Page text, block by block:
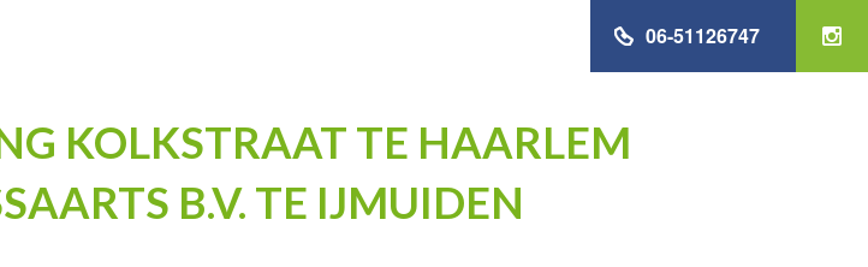
06-51126747
KOLKSTRAAT TE HAARLEM
B.V. TE IJMUIDEN